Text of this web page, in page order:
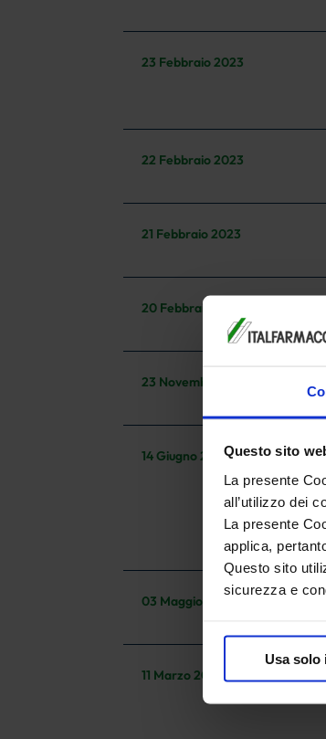
Questo sito
La presente
all’utilizzo dei
La presente
applica,
Questo sito
sicurezza e
Usa solo
23 Febbraio 2023
22 Febbraio 2023
21 Febbraio 2023
20 Febbraio 2023
23 Novembre 2022
14 Giugno 2022
03 Maggio 2022
11 Marzo 2022